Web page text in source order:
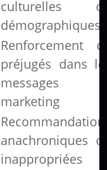
culturelles
démographiques
Renforcement
préjugés dans
messages
marketing
anachroniques
inappropriées